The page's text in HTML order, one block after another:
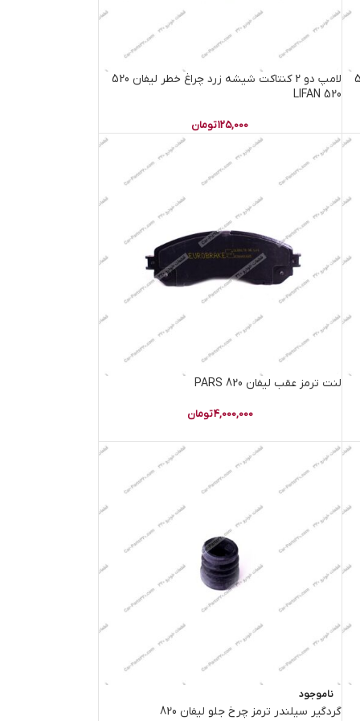
520
لامپ دو 2 کنتاکت شیشه زرد چراغ خطر لیفان 520
LIFAN 520
125,000تومان
لنت ترمز عقب لیفان 820 PARS
4,000,000تومان
ناموجود
گردگیر سیلندر ترمز چرخ جلو لیفان 820